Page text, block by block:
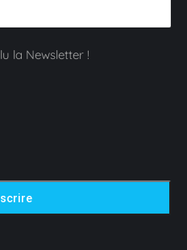
la Newsletter !